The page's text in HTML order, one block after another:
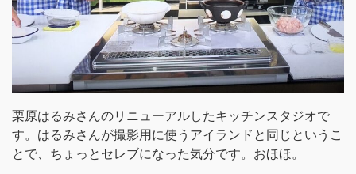
栗原はるみさんのリニューアルしたキッチンスタジオで
す。はるみさんが撮影用に使うアイランドと同じというこ
とで、ちょっとセレブになった気分です。おほほ。